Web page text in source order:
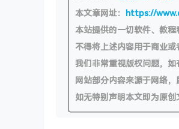
本文章网址： https://
本站提供的一切软件、教程
不得将上述内容用于商业
我们非常重视版权问题，如
网站部分内容来源于网络
如无特别声明本文即为原